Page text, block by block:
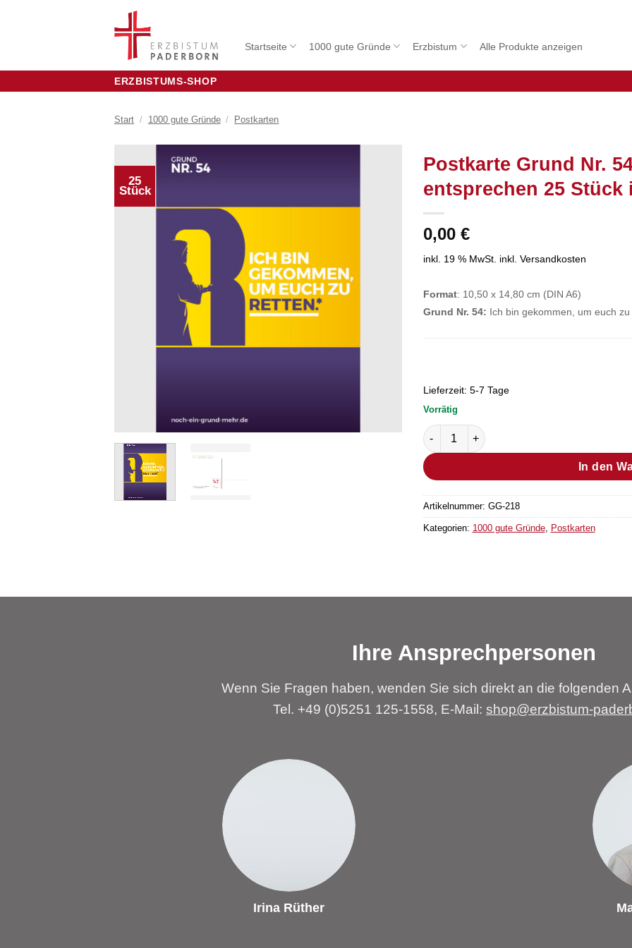
Startseite 1000 gute Gründe Erzbistum Alle Produkte anzeigen
ERZBISTUMS-SHOP
Start / 1000 gute Gründe / Postkarten
25
Stück
Postkarte Grund Nr.
entsprechen 25 Stück
0,00 €
inkl. 19 % MwSt. inkl. Versandkosten
Format: 10,50 x 14,80 cm (DIN A6)
Grund Nr. 54: Ich bin gekommen, um euch zu
Lieferzeit: 5-7 Tage
Vorrätig
Postkarte Grund Nr. 54 (Bestellmenge "1"
In den
Artikelnummer: GG-218
Kategorien: 1000 gute Gründe, Postkarten
Ihre Ansprechpersonen
Wenn Sie Fragen haben, wenden Sie sich direkt an die folgenden
Tel. +49 (0)5251 125-1558, E-Mail: shop@erzbistum-
Irina Rüther